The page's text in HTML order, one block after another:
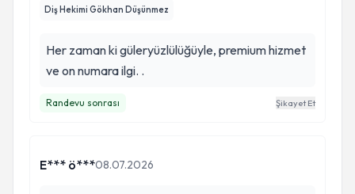
Diş Hekimi Gökhan Düşünmez
Her zaman ki güleryüzlülüğüyle, premium hizmet
ve on numara ilgi. .
Randevu sonrası Şikayet Et
E*** ö***08.07.2026